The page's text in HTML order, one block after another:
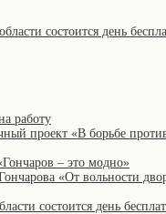
состоится день
работу
проект «В борьбе
– это модно»
«От вольности
состоится день